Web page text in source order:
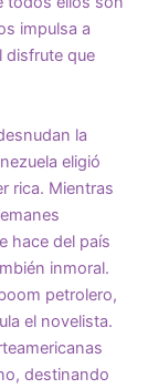
impulsa a
disfrute que
la
eligió
rica. Mientras
hace del país
inmoral.
petrolero,
el novelista.
destinando